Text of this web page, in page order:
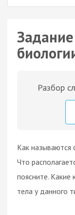
Разбор
Как называются
Что
поясните. Какие
тела у данного